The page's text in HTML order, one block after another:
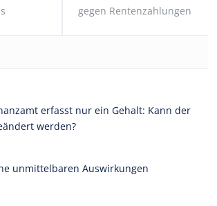
gegen Rentenzahlungen
erfasst nur ein Gehalt: Kann der
werden?
unmittelbaren Auswirkungen